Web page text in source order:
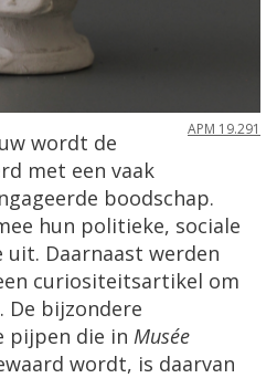
APM 19.291
wordt de
met een vaak
ngageerde boodschap.
hun politieke, sociale
uit. Daarnaast werden
curiositeitsartikel om
. De bijzondere
pijpen die in Musée
wordt, is daarvan